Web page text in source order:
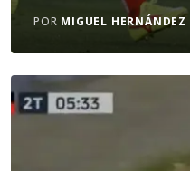
POR MIGUEL HERNÁNDEZ